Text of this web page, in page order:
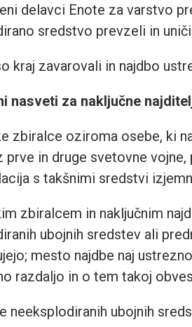
delavci Enote za varstvo
sredstvo prevzeli in
kraj zavarovali in najdbo
nasveti za naključne
zbiralce oziroma osebe, ki
prve in druge svetovne
s takšnimi sredstvi
zbiralcem in naključnim
ubojnih sredstev ali
mesto najdbe naj
razdaljo in o tem takoj
neeksplodiranih ubojnih